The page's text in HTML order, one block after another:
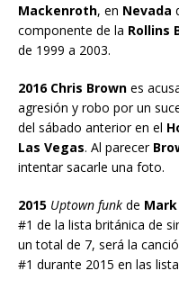
Mackenroth, en Nevada
componente de la Rollins
de 1999 a 2003.
2016 Chris Brown es
agresión y robo por un
del sábado anterior en el
Las Vegas. Al parecer
intentar sacarle una foto.
2015 Uptown funk de
#1 de la lista británica de
un total de 7, será la
#1 durante 2015 en las